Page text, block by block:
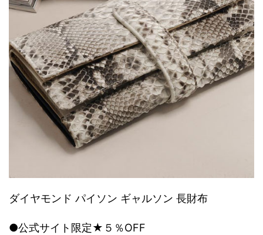
ダイヤモンド パイソン ギャルソン 長財布
●公式サイト限定★５％OFF